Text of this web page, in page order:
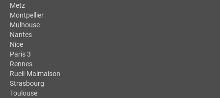
Metz
Montpellier
Mulhouse
Nantes
Nice
Paris 3
Rennes
Rueil-Malmaison
Strasbourg
Toulouse